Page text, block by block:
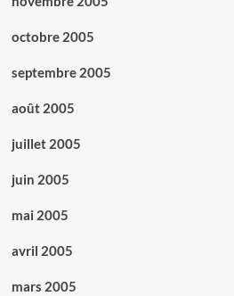
octobre 2005
septembre 2005
août 2005
juillet 2005
juin 2005
mai 2005
avril 2005
mars 2005